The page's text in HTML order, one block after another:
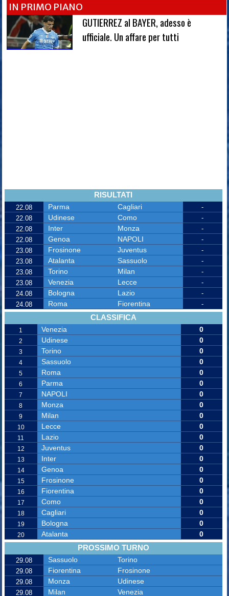
IN PRIMO PIANO
GUTIERREZ al BAYER, adesso è
ufficiale. Un affare per tutti
RISULTATI
22.08 Parma Cagliari
-
22.08
Udinese Como
-
22.08
Inter Monza
-
22.08
Genoa NAPOLI
-
23.08
Frosinone Juventus
-
23.08
Atalanta Sassuolo
-
23.08
Torino Milan
-
23.08
Venezia Lecce
-
24.08
Bologna Lazio
-
24.08
Roma Fiorentina -
CLASSIFICA
1 Venezia 0
2 Udinese 0
3 Torino 0
4 Sassuolo 0
5 Roma 0
6 Parma 0
7 NAPOLI 0
8 Monza 0
9 Milan 0
10 Lecce 0
11 Lazio 0
12 Juventus 0
13 Inter 0
14 Genoa 0
15 Frosinone 0
16 Fiorentina 0
17 Como 0
18 Cagliari 0
19 Bologna 0
20 Atalanta 0
PROSSIMO TURNO
29.08 Sassuolo Torino
29.08 Fiorentina Frosinone
29.08 Monza Udinese
29.08 Milan Venezia